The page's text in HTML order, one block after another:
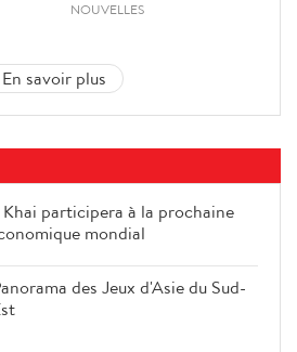
NOUVELLES
En savoir plus
participera à la prochaine
mondial
des Jeux d'Asie du Sud-